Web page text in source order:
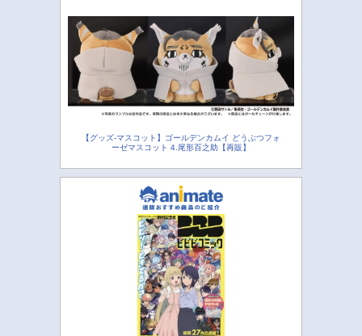
【グッズ-マスコット】ゴールデンカムイ どうぶつフォ
ーゼマスコット 4.尾形百之助【再販】